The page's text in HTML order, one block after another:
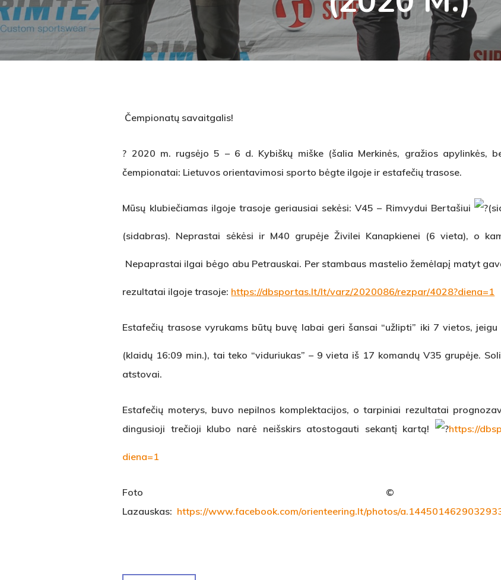
Čempionatų savaitgalis!
? 2020 m. rugsėjo 5 – 6 d. Kybiškų miške (šalia Merkinės, gražios apylinkės,
čempionatai: Lietuvos orientavimosi sporto bėgte ilgoje ir estafečių trasose.
Mūsų klubiečiamas ilgoje trasoje geriausiai sekėsi: V45 – Rimvydui Bertašiui
(sidabras). Neprastai sėkėsi ir M40 grupėje Živilei Kanapkienei (6 vieta), o
Nepaprastai ilgai bėgo abu Petrauskai. Per stambaus mastelio žemėlapį matyt
rezultatai ilgoje trasoje: https://dbsportas.lt/lt/varz/2020086/rezpar/4028?diena=1
Estafečių trasose vyrukams būtų buvę labai geri šansai “užlipti” iki 7 vietos, jeigu
(klaidų 16:09 min.), tai teko “viduriukas” – 9 vieta iš 17 komandų V35 grupėje.
atstovai.
Estafečių moterys, buvo nepilnos komplektacijos, o tarpiniai rezultatai
dingusioji trečioji klubo narė neišskirs atostogauti sekantį kartą!
https://
diena=1
Foto ©
Lazauskas: https://www.facebook.com/orienteering.lt/photos/